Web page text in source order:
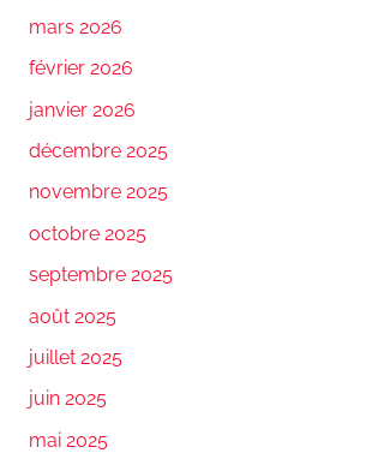
mars 2026
février 2026
janvier 2026
décembre 2025
novembre 2025
octobre 2025
septembre 2025
août 2025
juillet 2025
juin 2025
mai 2025